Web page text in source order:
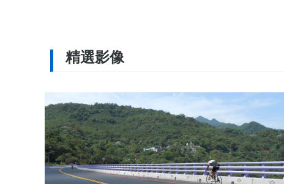
精選影像